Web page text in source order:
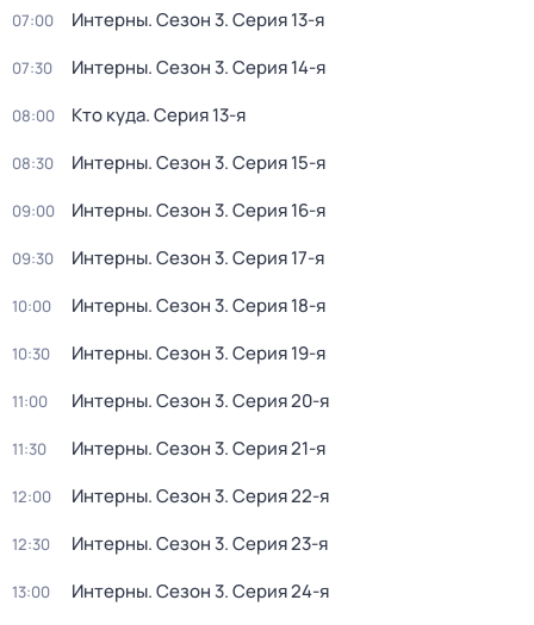
07:00 Интерны. Сезон 3. Серия 13-я
07:30 Интерны. Сезон 3. Серия 14-я
08:00 Кто куда. Серия 13-я
08:30 Интерны. Сезон 3. Серия 15-я
09:00 Интерны. Сезон 3. Серия 16-я
09:30 Интерны. Сезон 3. Серия 17-я
10:00 Интерны. Сезон 3. Серия 18-я
10:30 Интерны. Сезон 3. Серия 19-я
11:00 Интерны. Сезон 3. Серия 20-я
11:30 Интерны. Сезон 3. Серия 21-я
12:00 Интерны. Сезон 3. Серия 22-я
12:30 Интерны. Сезон 3. Серия 23-я
13:00 Интерны. Сезон 3. Серия 24-я